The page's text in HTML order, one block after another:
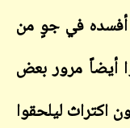
أفسده في جوٍ من
أيضاً مرور بعض
اكتراث ليلحقوا